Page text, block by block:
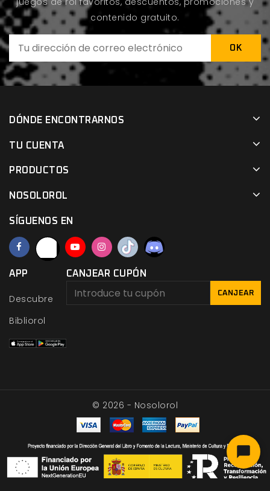
contenido gratuito.
DÓNDE ENCONTRARNOS
TU CUENTA
PRODUCTOS
NOSOLOROL
SÍGUENOS EN
APP
Descubre
Bibliorol
CANJEAR CUPÓN
CANJEAR
© 2026 - Nosolorol